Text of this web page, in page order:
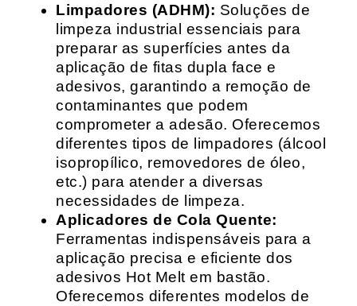
Limpadores (ADHM): Soluções de
limpeza industrial essenciais para
preparar as superfícies antes da
aplicação de fitas dupla face e
adesivos, garantindo a remoção de
contaminantes que podem
comprometer a adesão. Oferecemos
diferentes tipos de limpadores (álcool
isopropílico, removedores de óleo,
etc.) para atender a diversas
necessidades de limpeza.
Aplicadores de Cola Quente:
Ferramentas indispensáveis para a
aplicação precisa e eficiente dos
adesivos Hot Melt em bastão.
Oferecemos diferentes modelos de